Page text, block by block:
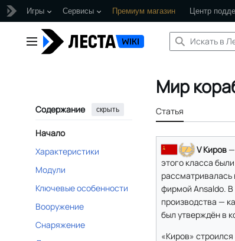
Игры Сервисы Премиум магазин Центр
содержанию
Главное меню
Содержание скрыть
Начало
Характеристики
Модули
Ключевые особенности
Вооружение
Снаряжение
Мир
Статья
V Киров—
этого класса
рассматривалась
фирмой Ansaldo. В
производства —
был утверждён в
«Киров»